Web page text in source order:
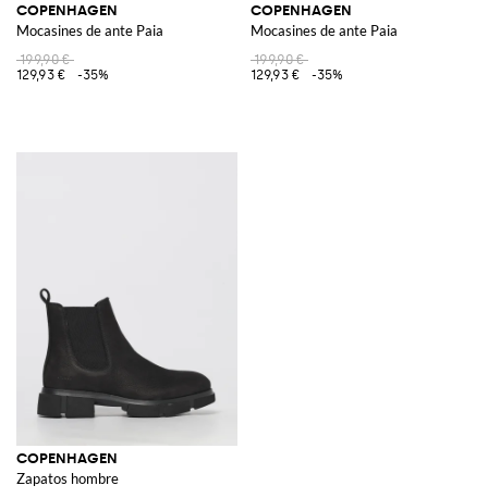
COPENHAGEN
Mocasines de ante Paia
199,90 €
129,93 €
-35%
COPENHAGEN
Mocasines de ante Paia
199,90 €
129,93 €
-35%
COPENHAGEN
Zapatos hombre